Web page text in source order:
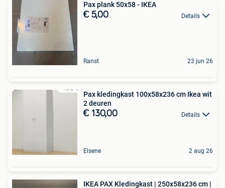
Pax plank 50x58 - IKEA
€ 5,00 Details
Ranst 23 jun 26
Pax kledingkast 100x58x236 cm Ikea wit
2 deuren
€ 130,00 Details
Elsene 2 aug 26
IKEA PAX Kledingkast | 250x58x236 cm |